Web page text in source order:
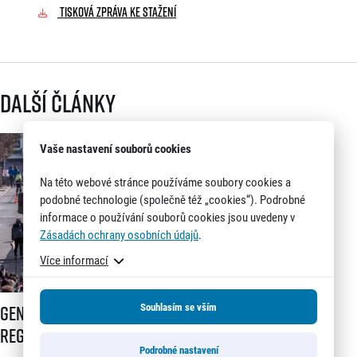
TISKOVÁ ZPRÁVA KE STAŽENÍ
Další články
Generali 1/2Maraton Praha spouští
registrace a mění dosavadní systém!
Generali 1/2Maraton Praha spouští registrace a mění dosavadní
Vaše nastavení souborů cookies
Na této webové stránce používáme soubory cookies a
podobné technologie (společně též „cookies“). Podrobné
informace o používání souborů cookies jsou uvedeny v
Zásadách ochrany osobních údajů.
Více informací
Souhlasím se vším
Podrobné nastavení